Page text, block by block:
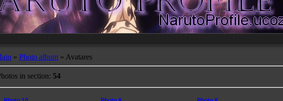
» Photo album » Avatares
in section: 54